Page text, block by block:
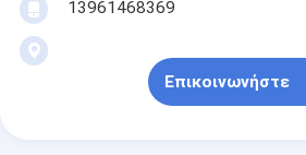
13961468369
Επικοινωνήστε